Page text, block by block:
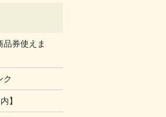
品券使えま
ク
】